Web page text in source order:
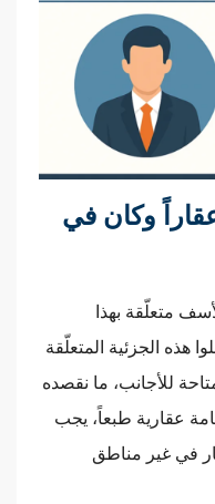
وكان في
متعلّقة بهذا
هذه الجزئية المتعلّقة
للأجانب، ما نقصده
عقارية طبعاً، يجب
في غير مناطق